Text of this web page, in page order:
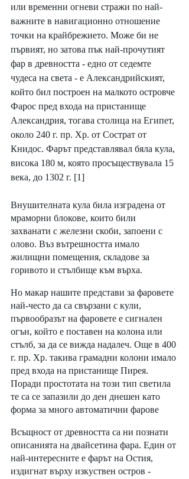
или временни огневи стражи по най-
важните в навигационно отношение
точки на крайбрежието. Може би не
първият, но затова пък най-прочутият
фар в древността - едно от седемте
чудеса на света - е Александрийският,
който бил построен на малкото островче
Фарос пред входа на пристанище
Александрия, тогава столица на Египет,
около 240 г. пр. Хр. от Сострат от
Книдос. Фарът представлявал бяла кула,
висока 180 м, която просъществувала 15
века, до 1302 г. [1]
Внушителната кула била изградена от
мраморни блокове, които били
захванати с железни скоби, запоени с
олово. Въз вътрешността имало
жилищни помещения, складове за
горивото и стълбище към върха.
Но макар нашите представи за фаровете
най-често да са свързани с кули,
първообразът на фаровете е сигнален
огън, който е поставен на колона или
стълб, за да се вижда надалеч. Още в 400
г. пр. Хр. такива грамадни колони имало
пред входа на пристанище Пирея.
Поради простотата на този тип светила
те са се запазили до ден днешен като
форма за много автоматични фарове
Всъщност от древността са ни познати
описанията на двайсетина фара. Един от
най-интересните е фарът на Остия,
издигнат върху изкуствен остров -